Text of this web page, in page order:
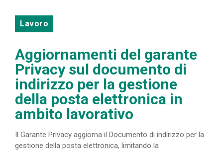
Lavoro
Aggiornamenti del garante
Privacy sul documento di
indirizzo per la gestione
della posta elettronica in
ambito lavorativo
Il Garante Privacy aggiorna il Documento di indirizzo per la
gestione della posta elettronica, limitando la